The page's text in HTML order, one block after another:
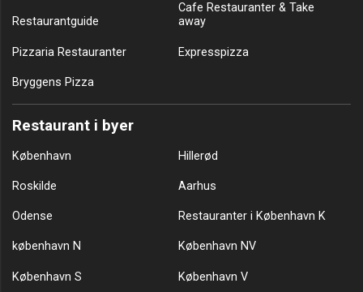
Restaurantguide
Cafe Restauranter & Take
away
Pizzaria Restauranter Expresspizza
Bryggens Pizza
Restaurant i byer
København Hillerød
Roskilde Aarhus
Odense Restauranter i København K
københavn N København NV
København S København V